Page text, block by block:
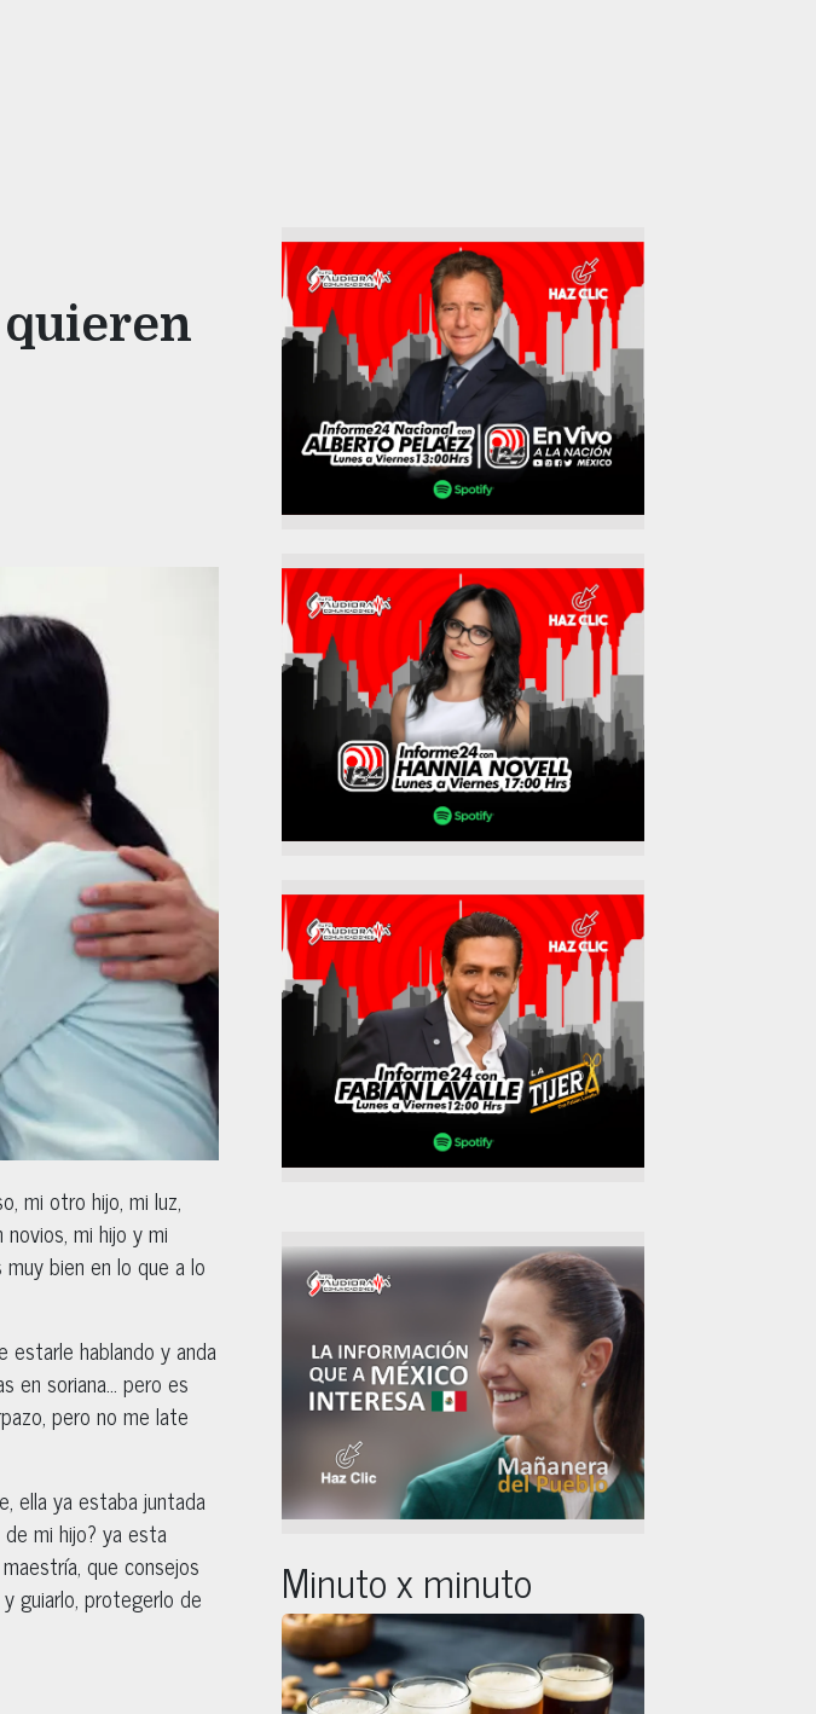
mi otro hijo, mi luz,
mi hijo y mi
bien en lo que a lo
estarle hablando y anda
en soriana… pero es
pero no me late
ella ya estaba juntada
mi hijo? ya esta
que consejos
guiarlo, protegerlo de
Minuto x minuto